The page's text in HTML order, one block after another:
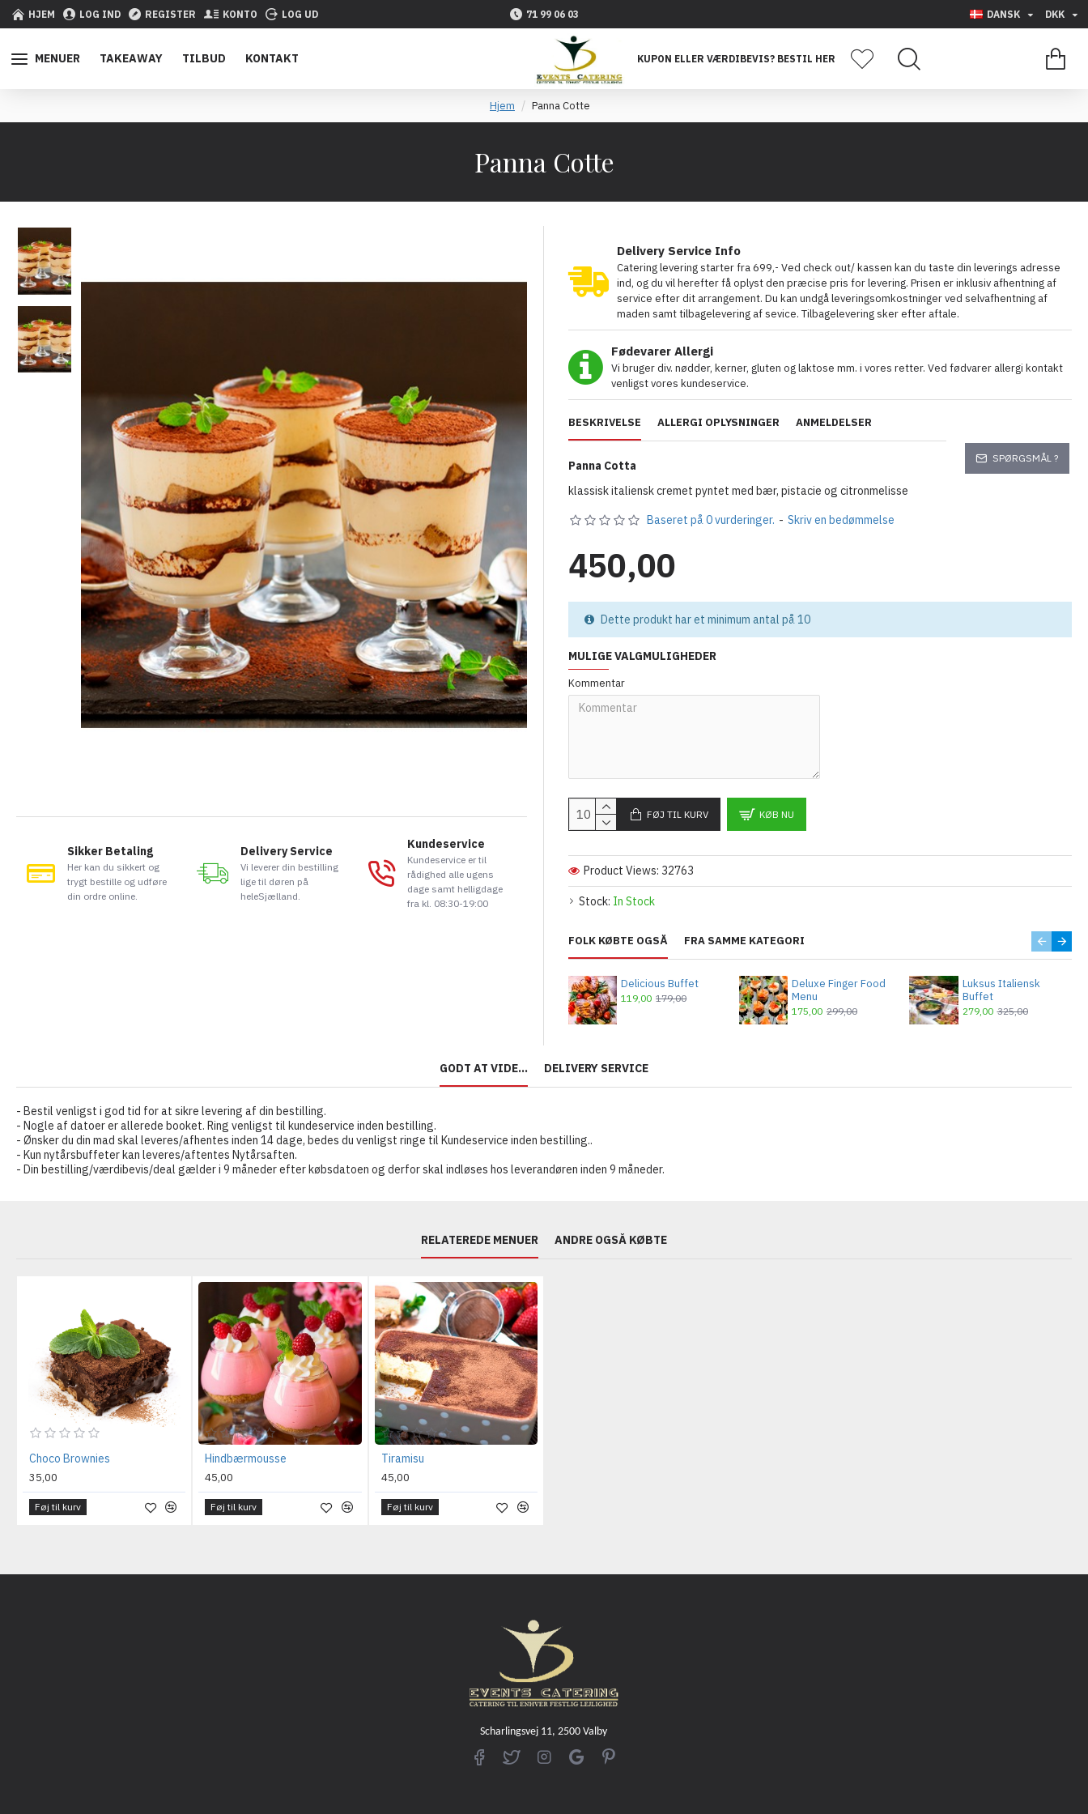
HJEM LOG IND REGISTER KONTO LOG UD 71 99 06 03 DANSK DKK
MENUER TAKEAWAY TILBUD KONTAKT KUPON ELLER VÆRDIBEVIS? BESTIL HER
Hjem Panna Cotte
Panna Cotte
Sikker Betaling
Her kan du sikkert og
trygt bestille og udføre
din ordre online.
Delivery Service
Vi leverer din bestilling
lige til døren på
heleSjælland.
Kundeservice
Kundeservice er til
rådighed alle ugens
dage samt helligdage
fra kl. 08:30-19:00
Delivery Service Info
Catering levering starter fra 699,- Ved check out/ kassen kan du taste din leverings adresse
ind, og du vil herefter få oplyst den præcise pris for levering. Prisen er inklusiv afhentning af
service efter dit arrangement. Du kan undgå leveringsomkostninger ved selvafhentning af
maden samt tilbagelevering af sevice. Tilbagelevering sker efter aftale.
BESKRIVELSE ALLERGI OPLYSNINGER ANMELDELSER
Panna Cotta
klassisk italiensk cremet pyntet med bær, pistacie og citronmelisse
SPØRGSMÅL ?
Fødevarer Allergi
Vi bruger div. nødder, kerner, gluten og laktose mm. i vores retter. Ved fødvarer allergi kontakt
venligst vores kundeservice.
Stock: In Stock
Product Views: 32763
Baseret på 0 vurderinger. - Skriv en bedømmelse
450,00
MULIGE VALGMULIGHEDER
Kommentar
FØJ TIL KURV KØB NU
Dette produkt har et minimum antal på 10
FOLK KØBTE OGSÅ FRA SAMME KATEGORI
Delicious Buffet
119,00 179,00
Deluxe Finger Food
Menu
175,00 299,00
Luksus Italiensk
Buffet
279,00 325,00
GODT AT VIDE... DELIVERY SERVICE
- Bestil venligst i god tid for at sikre levering af din bestilling.
- Nogle af datoer er allerede booket. Ring venligst til kundeservice inden bestilling.
- Ønsker du din mad skal leveres/afhentes inden 14 dage, bedes du venligst ringe til Kundeservice inden bestilling..
- Kun nytårsbuffeter kan leveres/aftentes Nytårsaften.
- Din bestilling/værdibevis/deal gælder i 9 måneder efter købsdatoen og derfor skal indløses hos leverandøren inden 9 måneder.
RELATEREDE MENUER ANDRE OGSÅ KØBTE
Choco Brownies
35,00
Føj til kurv
Hindbærmousse
45,00
Føj til kurv
Tiramisu
45,00
Føj til kurv
Scharlingsvej 11, 2500 Valby